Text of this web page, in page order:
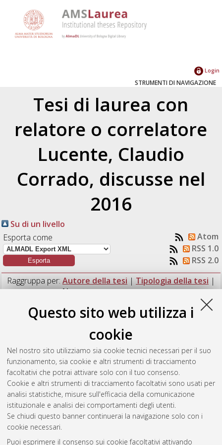
Questo sito web utilizza i
cookie
Nel nostro sito utilizziamo sia cookie tecnici necessari per il suo
funzionamento, sia cookie e altri strumenti di tracciamento
facoltativi che potrai attivare solo con il tuo consenso.
Cookie e altri strumenti di tracciamento facoltativi sono usati per
analisi statistiche, misure sull'efficacia della comunicazione
istituzionale e analisi dei comportamenti degli utenti.
Se chiudi questo banner continuerai la navigazione solo con i
cookie necessari.
Puoi esprimere il consenso sui cookie facoltativi attivando
Login
STRUMENTI DI NAVIGAZIONE
Tesi di laurea con
relatore o correlatore
Lucente, Claudio
Corrado, discusse nel
2016
Su di un livello
Esporta come
Atom
RSS 1.0
RSS 2.0
Raggruppa per: Autore della tesi | Tipologia della tesi |
Nessun raggruppamento
Numero di documenti:1
La franosità in Emilia-Romagna. Un
Leo, RN).[Laurea], Università di Bologna, Corso di Studio in
Ingegneria per l'ambiente e il territorio [L-DM270],
Documento ad accesso riservato.
Questa lista e' stata generata ilSat Aug 8 10:56:28 2026
CEST
Atom